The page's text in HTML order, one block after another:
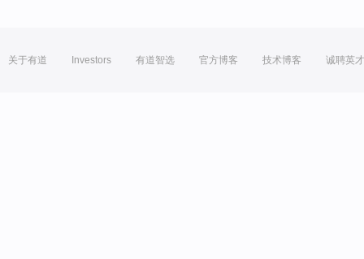
关于有道 Investors 有道智选 官方博客 技术博客 诚聘英才